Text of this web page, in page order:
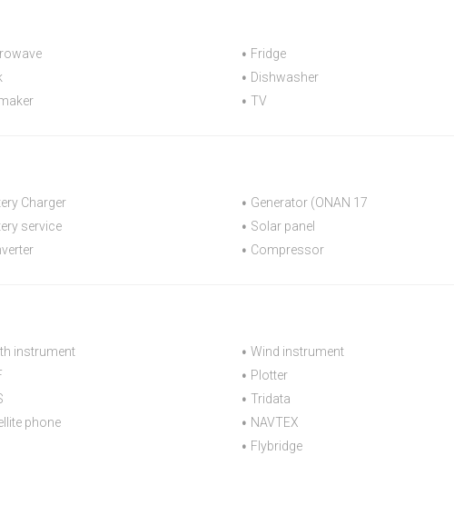
Fridge
Dishwasher
TV
Charger Generator (ONAN 17
service Solar panel
Compressor
instrument Wind instrument
Plotter
Tridata
phone NAVTEX
Flybridge